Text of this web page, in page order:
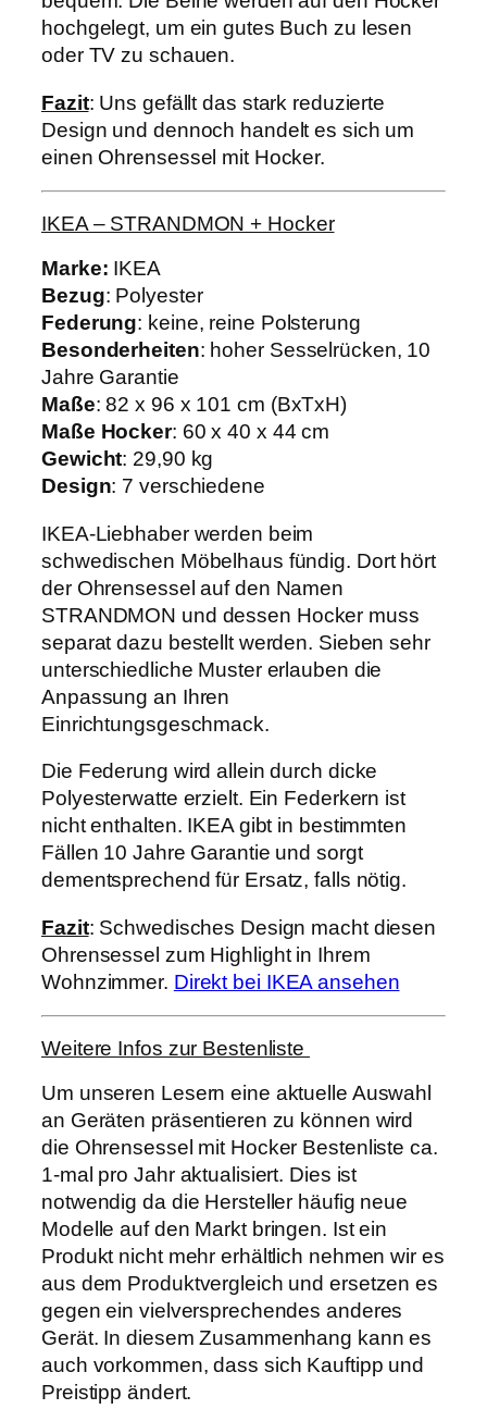
hochgelegt, um ein gutes Buch zu lesen
oder TV zu schauen.
Fazit: Uns gefällt das stark reduzierte
Design und dennoch handelt es sich um
einen Ohrensessel mit Hocker.
IKEA – STRANDMON + Hocker
Marke: IKEA
Bezug: Polyester
Federung: keine, reine Polsterung
Besonderheiten: hoher Sesselrücken, 10
Jahre Garantie
Maße: 82 x 96 x 101 cm (BxTxH)
Maße Hocker: 60 x 40 x 44 cm
Gewicht: 29,90 kg
Design: 7 verschiedene
IKEA-Liebhaber werden beim
schwedischen Möbelhaus fündig. Dort hört
der Ohrensessel auf den Namen
STRANDMON und dessen Hocker muss
separat dazu bestellt werden. Sieben sehr
unterschiedliche Muster erlauben die
Anpassung an Ihren
Einrichtungsgeschmack.
Die Federung wird allein durch dicke
Polyesterwatte erzielt. Ein Federkern ist
nicht enthalten. IKEA gibt in bestimmten
Fällen 10 Jahre Garantie und sorgt
dementsprechend für Ersatz, falls nötig.
Fazit: Schwedisches Design macht diesen
Ohrensessel zum Highlight in Ihrem
Wohnzimmer. Direkt bei IKEA ansehen
Weitere Infos zur Bestenliste
Um unseren Lesern eine aktuelle Auswahl
an Geräten präsentieren zu können wird
die Ohrensessel mit Hocker Bestenliste ca.
1-mal pro Jahr aktualisiert. Dies ist
notwendig da die Hersteller häufig neue
Modelle auf den Markt bringen. Ist ein
Produkt nicht mehr erhältlich nehmen wir es
aus dem Produktvergleich und ersetzen es
gegen ein vielversprechendes anderes
Gerät. In diesem Zusammenhang kann es
auch vorkommen, dass sich Kauftipp und
Preistipp ändert.